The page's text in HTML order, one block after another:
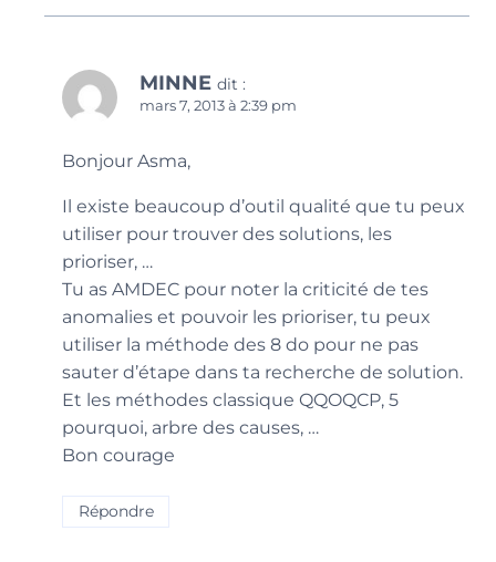
MINNE dit :
mars 7, 2013 à 2:39 pm
Bonjour Asma,
Il existe beaucoup d’outil qualité que tu peux
utiliser pour trouver des solutions, les
prioriser, …
Tu as AMDEC pour noter la criticité de tes
anomalies et pouvoir les prioriser, tu peux
utiliser la méthode des 8 do pour ne pas
sauter d’étape dans ta recherche de solution.
Et les méthodes classique QQOQCP, 5
pourquoi, arbre des causes, …
Bon courage
Répondre